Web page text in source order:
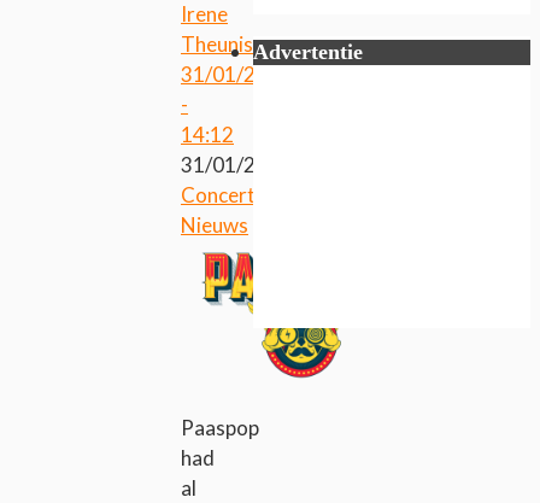
Irene
Theunissen
31/01/2017
-
14:12
31/01/2017
Concerten
Nieuws
Paaspop
had
al
Advertentie